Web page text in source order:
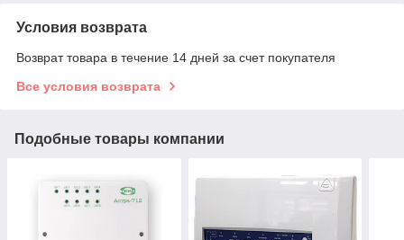
Условия возврата
Возврат товара в течение 14 дней за счет покупателя
Все условия возврата
Подобные товары компании